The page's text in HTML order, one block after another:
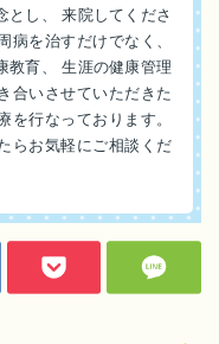
とし、 来院してくださ
病を治すだけでなく、
教育、 生涯の健康管理
合いさせていただきた
を行なっております。
らお気軽にご相談くだ